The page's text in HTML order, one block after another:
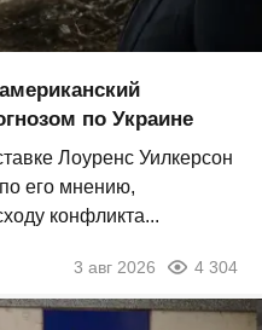
по Украине
Лоуренс Уилкерсон
его мнению,
конфликта...
3 авг 2026 4 304